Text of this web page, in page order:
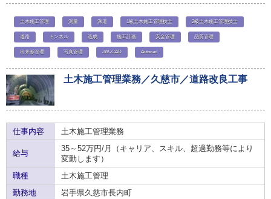
土木施工管理 測量 派遣 1級土木施工管理技士 2級土木施工管理技士
道路 トンネル 造成 施工計画 安全管理 品質管理
出来形管理 写真管理 JW-CAD Autocad
土木施工管理業務／久慈市／道路改良工事
仕事内容 土木施工管理業務
給与
35～52万円/月（キャリア、スキル、超過勤務等により
変動します）
職種
土木施工管理
勤務地
岩手県久慈市長内町